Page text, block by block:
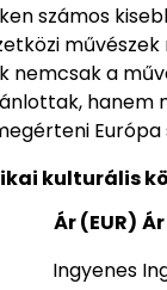
számos
nemcsak a
hanem
Európa
kulturális
Ár (EUR)
Ingyenes